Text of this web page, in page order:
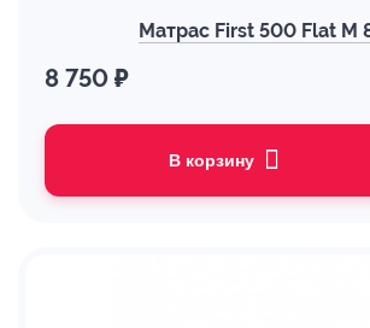
Матрас First 500 Flat M
8 750 ₽
В корзину